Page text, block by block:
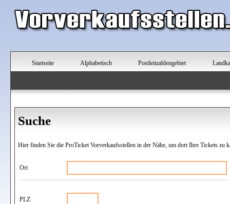
Startseite Alphabetisch Postleitzahlengebiet
Suche
Hier finden Sie die ProTicket Vorverkaufsstellen in der Nähe, um dort Ihre Tickets zu
Ort
PLZ